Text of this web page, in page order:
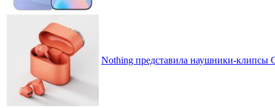
Nothing представила наушники-клипсы